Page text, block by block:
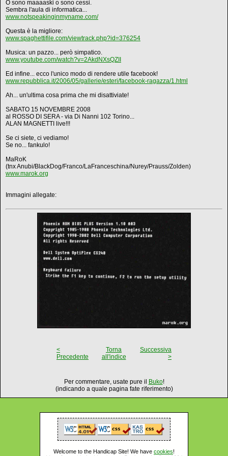
O sono maaaaski o sono cessi.
Sembra l'aula di informatica...
www.notspeakinginmyname.com/
Questa è la migliore:
www.spaghettifile.com/viewtrack.php?id=376254
Musica: un pazzo... però simpatico.
www.youtube.com/watch?v=2AkdNXsQZII
Ed infine... ecco l'unico modo di rendere utile facebook!
www.repubblica.it/2006/05/gallerie/esteri/facebook-ragazza/1.html
Ah... un'ultima cosa prima che mi disattiviate!
SABATO 15 NOVEMBRE 2008
al ROSSO DI SERA - via Di Nanni 102 Torino...
ALAN MAGNETTI live!!!
Se ci siete, ci vediamo!
Se no... fankulo!
MaRoK
(tnx Anubi/BlackDog/Franco/LaFranceschina/Nurey/Prauss/Zolden)
www.marok.org
Immagini allegate:
<
Precedente
Torna
all'indice
Successiva
>
Per commentare, usate pure il Buko!
(indicando a quale pagina fate riferimento)
Welcome to the Handicap Site! We have cookies!